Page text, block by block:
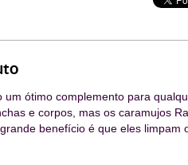
um ótimo complemento para
e corpos, mas os caramujos
benefício é que eles